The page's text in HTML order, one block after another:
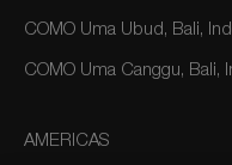
COMO Uma Ubud, Bali,
COMO Uma Canggu, Bali,
AMERICAS